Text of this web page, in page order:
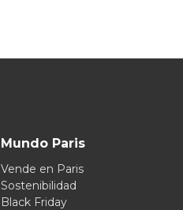
Mundo Paris
Vende en Paris
Sostenibilidad
Black Friday